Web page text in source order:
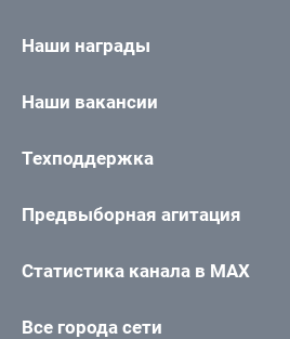
Наши награды
Наши вакансии
Техподдержка
Предвыборная агитация
Статистика канала в MAX
Все города сети